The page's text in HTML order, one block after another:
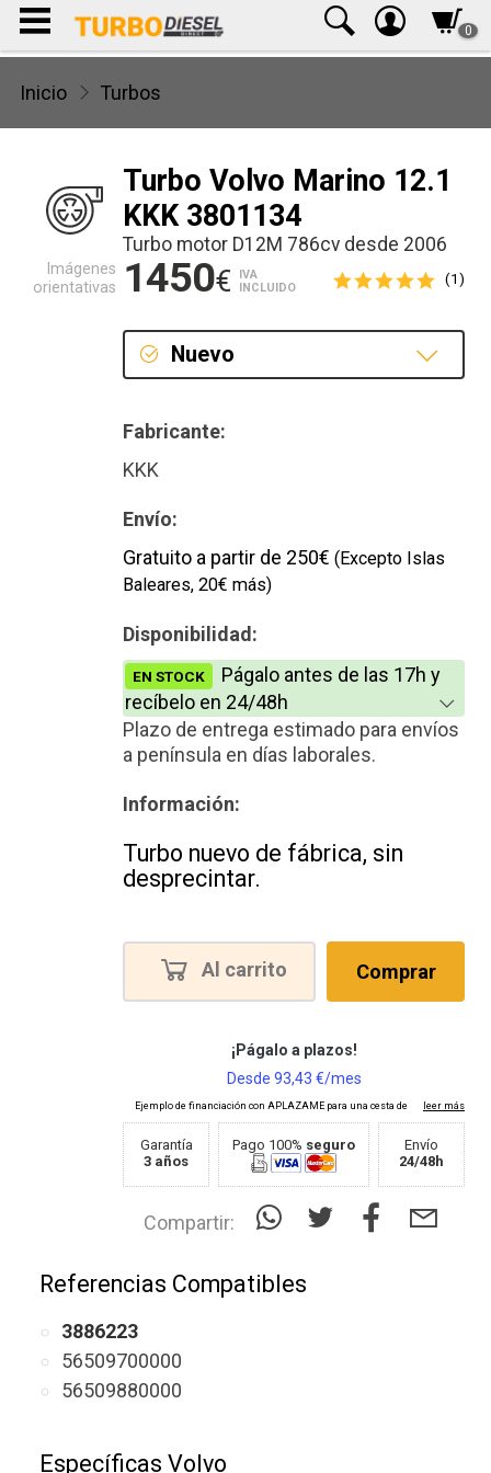
0
Inicio Turbos
Turbo Volvo Marino 12.1
KKK 3801134
Turbo motor D12M 786cv desde 2006
1450€
IVA
INCLUIDO
(1)
Nuevo
Fabricante:
KKK
Envío:
Gratuito a partir de 250€ (Excepto Islas
Baleares, 20€ más)
Disponibilidad:
EN STOCK
Págalo antes de las 17h y
recíbelo en 24/48h
Plazo de entrega estimado para envíos
a península en días laborales.
Información:
Turbo nuevo de fábrica, sin
desprecintar.
Al carrito Comprar
Garantía
3 años
Pago 100% seguro
Envío
24/48h
Compartir:
Imágenes
orientativas
Referencias Compatibles
3886223
56509700000
56509880000
Específicas Volvo